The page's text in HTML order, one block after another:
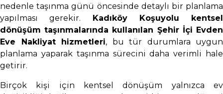
nedenle taşınma günü öncesinde detaylı bir planlama
yapılması gerekir.
Kadıköy Koşuyolu kentsel
dönüşüm taşınmalarında kullanılan Şehir İçi Evden
Eve Nakliyat hizmetleri, bu tür durumlara uygun
planlama yaparak taşınma sürecini daha verimli hale
getirir.
Birçok kişi için kentsel dönüşüm yalnızca ev